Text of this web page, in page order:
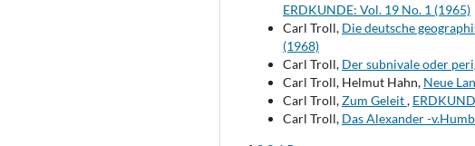
ERDKUNDE: Vol. 19 No. 1 (1965)
Carl Troll, Die deutsche
(1968)
Carl Troll, Der subnivale oder
Carl Troll, Helmut Hahn, Neue
Carl Troll,Zum Geleit,
Carl Troll, Das Alexander -